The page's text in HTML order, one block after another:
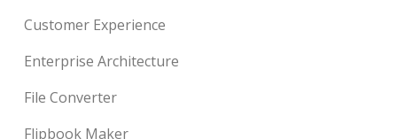
Customer Experience
Enterprise Architecture
File Converter
Flipbook Maker